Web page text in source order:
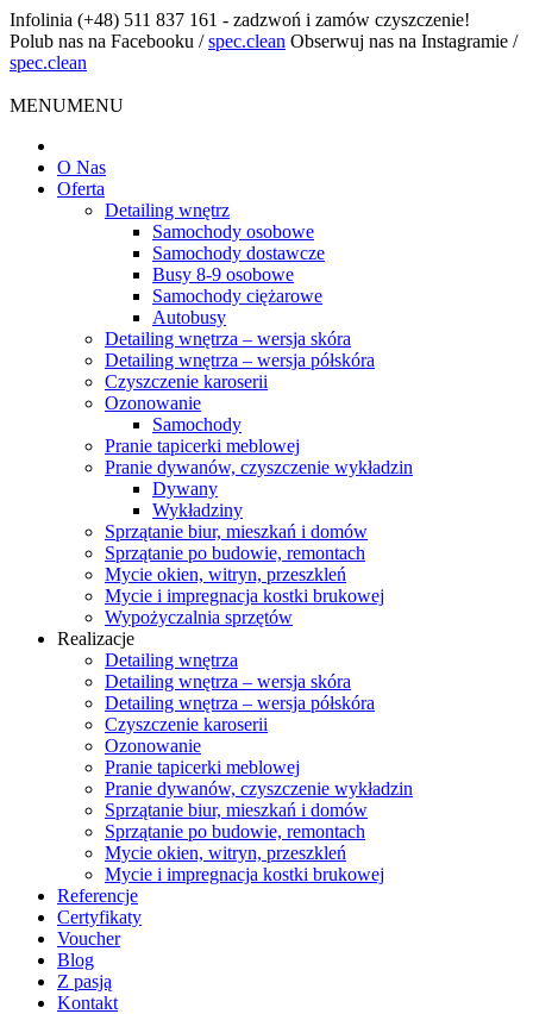
Infolinia (+48) 511 837 161 - zadzwoń i zamów czyszczenie!
Polub nas na Facebooku /spec.clean Obserwuj nas na Instagramie /
spec.clean
MENUMENU
O Nas
Oferta
Detailing wnętrz
Samochody osobowe
Samochody dostawcze
Busy 8-9 osobowe
Samochody ciężarowe
Autobusy
Detailing wnętrza – wersja skóra
Detailing wnętrza – wersja półskóra
Czyszczenie karoserii
Ozonowanie
Samochody
Pranie tapicerki meblowej
Pranie dywanów, czyszczenie wykładzin
Dywany
Wykładziny
Sprzątanie biur, mieszkań i domów
Sprzątanie po budowie, remontach
Mycie okien, witryn, przeszkleń
Mycie i impregnacja kostki brukowej
Wypożyczalnia sprzętów
Realizacje
Detailing wnętrza
Detailing wnętrza – wersja skóra
Detailing wnętrza – wersja półskóra
Czyszczenie karoserii
Ozonowanie
Pranie tapicerki meblowej
Pranie dywanów, czyszczenie wykładzin
Sprzątanie biur, mieszkań i domów
Sprzątanie po budowie, remontach
Mycie okien, witryn, przeszkleń
Mycie i impregnacja kostki brukowej
Referencje
Certyfikaty
Voucher
Blog
Z pasją
Kontakt